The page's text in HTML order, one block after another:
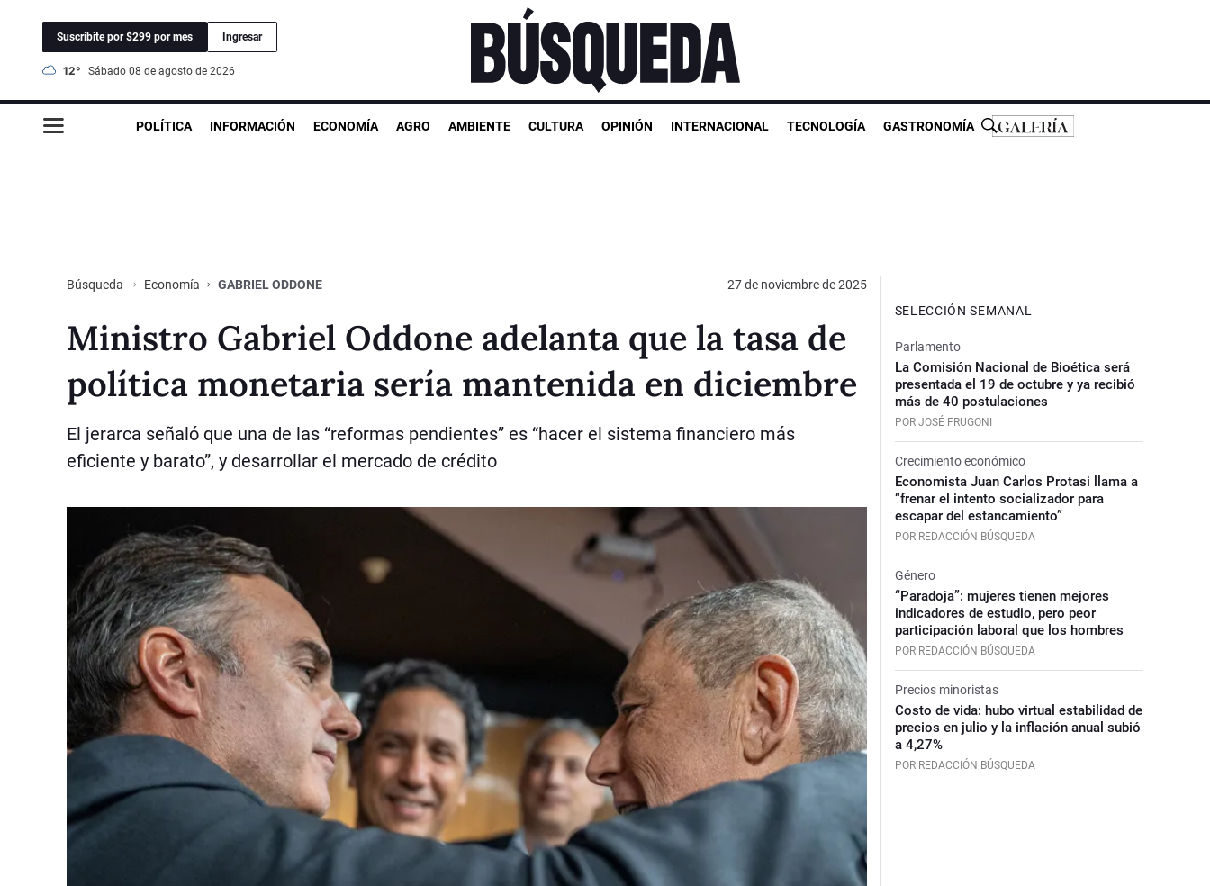
Suscribite por $299 por mes Ingresar
12° sábado 08 de agosto de 2026
POLÍTICA INFORMACIÓN ECONOMÍA AGRO AMBIENTE CULTURA OPINIÓN INTERNACIONAL TECNOLOGÍA GASTRONOMÍA
Búsqueda Economía GABRIEL ODDONE 27 de noviembre de 2025
Ministro Gabriel Oddone adelanta que la tasa de
política monetaria sería mantenida en diciembre
El jerarca señaló que una de las “reformas pendientes” es “hacer el sistema financiero más
eficiente y barato”, y desarrollar el mercado de crédito
SELECCIÓN SEMANAL
Parlamento
La Comisión Nacional de Bioética será
presentada el 19 de octubre y ya recibió
más de 40 postulaciones
POR JOSÉ FRUGONI
Crecimiento económico
Economista Juan Carlos Protasi llama a
“frenar el intento socializador para
escapar del estancamiento”
POR REDACCIÓN BÚSQUEDA
Género
“Paradoja”: mujeres tienen mejores
indicadores de estudio, pero peor
participación laboral que los hombres
POR REDACCIÓN BÚSQUEDA
Precios minoristas
Costo de vida: hubo virtual estabilidad de
precios en julio y la inflación anual subió
a 4,27%
POR REDACCIÓN BÚSQUEDA